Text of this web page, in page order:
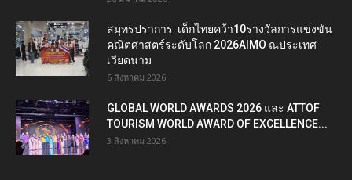
สมุทรปราการ เด็กไทยคว้า10รางวัลการแข่งขัน
คณิตศาสตร์ระดับโลก 2026AIMO ณประเทศ
เวียดนาม
6 สิงหาคม 2026
GLOBAL WORLD AWARDS 2026 และ ATTOF
TOURISM WORLD AWARD OF EXCELLENCE...
3 สิงหาคม 2026